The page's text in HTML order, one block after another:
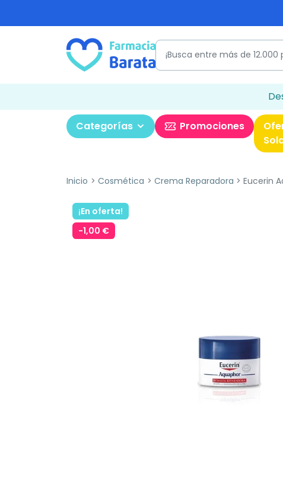
Categorías Promociones
Inicio Cosmética Crema Reparadora Eucerin
¡En oferta!
-1,00 €